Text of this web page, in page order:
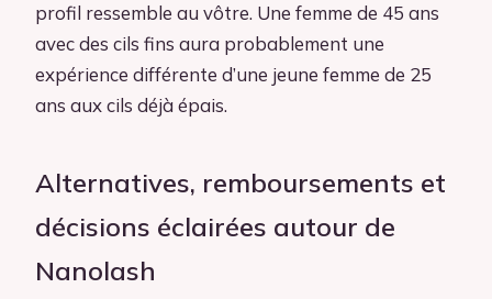
profil ressemble au vôtre. Une femme de 45 ans
avec des cils fins aura probablement une
expérience différente d’une jeune femme de 25
ans aux cils déjà épais.
Alternatives, remboursements et
décisions éclairées autour de
Nanolash